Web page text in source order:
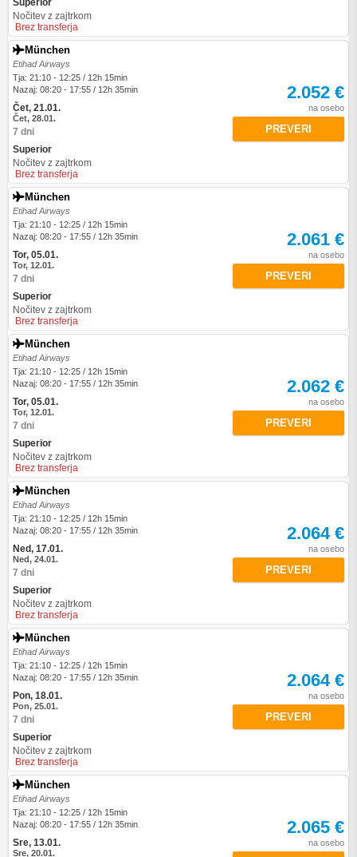
Superior
Nočitev z zajtrkom
Brez transferja
München
Etihad Airways
Tja: 21:10 - 12:25 / 12h 15min
Nazaj: 08:20 - 17:55 / 12h 35min
Čet, 21.01.
Čet, 28.01.
7 dni
Superior
Nočitev z zajtrkom
Brez transferja
2.052 €
na osebo
PREVERI
München
Etihad Airways
Tja: 21:10 - 12:25 / 12h 15min
Nazaj: 08:20 - 17:55 / 12h 35min
Tor, 05.01.
Tor, 12.01.
7 dni
Superior
Nočitev z zajtrkom
Brez transferja
2.061 €
na osebo
PREVERI
München
Etihad Airways
Tja: 21:10 - 12:25 / 12h 15min
Nazaj: 08:20 - 17:55 / 12h 35min
Tor, 05.01.
Tor, 12.01.
7 dni
Superior
Nočitev z zajtrkom
Brez transferja
2.062 €
na osebo
PREVERI
München
Etihad Airways
Tja: 21:10 - 12:25 / 12h 15min
Nazaj: 08:20 - 17:55 / 12h 35min
Ned, 17.01.
Ned, 24.01.
7 dni
Superior
Nočitev z zajtrkom
Brez transferja
2.064 €
na osebo
PREVERI
München
Etihad Airways
Tja: 21:10 - 12:25 / 12h 15min
Nazaj: 08:20 - 17:55 / 12h 35min
Pon, 18.01.
Pon, 25.01.
7 dni
Superior
Nočitev z zajtrkom
Brez transferja
2.064 €
na osebo
PREVERI
München
Etihad Airways
Tja: 21:10 - 12:25 / 12h 15min
Nazaj: 08:20 - 17:55 / 12h 35min
Sre, 13.01.
Sre, 20.01.
2.065 €
na osebo